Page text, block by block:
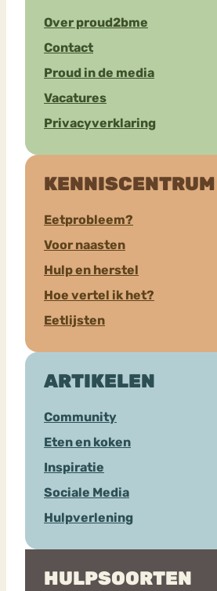
Over proud2bme
Contact
Proud in de media
Vacatures
Privacyverklaring
KENNISCENTRUM
Eetprobleem?
Voor naasten
Hulp en herstel
Hoe vertel ik het?
Eetlijsten
ARTIKELEN
Community
Eten en koken
Inspiratie
Sociale Media
Hulpverlening
HULPSOORTEN